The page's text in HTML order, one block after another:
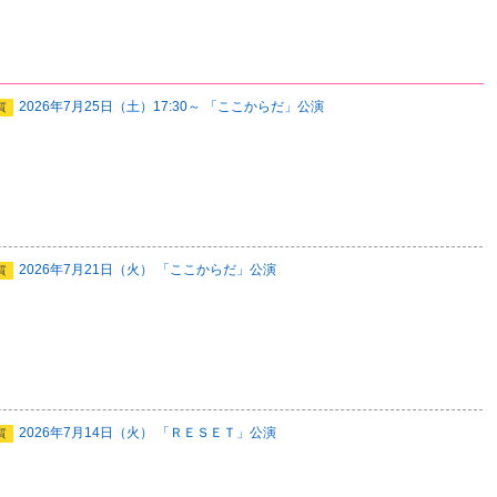
2026年7月25日（土）17:30～ 「ここからだ」公演
2026年7月21日（火） 「ここからだ」公演
2026年7月14日（火） 「ＲＥＳＥＴ」公演